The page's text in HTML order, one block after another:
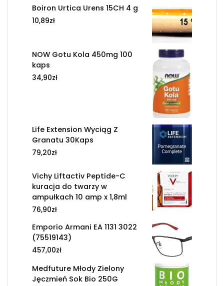
Boiron Urtica Urens 15CH 4 g
10,89zł
NOW Gotu Kola 450mg 100
kaps
34,90zł
Life Extension Wyciąg Z
Granatu 30Kaps
79,20zł
Vichy Liftactiv Peptide-C
kuracja do twarzy w
ampułkach 10 amp x 1,8ml
76,90zł
Emporio Armani EA 1131 3022
(75519143)
457,00zł
Medfuture Młody Zielony
Jęczmień Sok Bio 250G